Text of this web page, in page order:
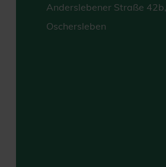
Anderslebener Straße 42b,
Oschersleben